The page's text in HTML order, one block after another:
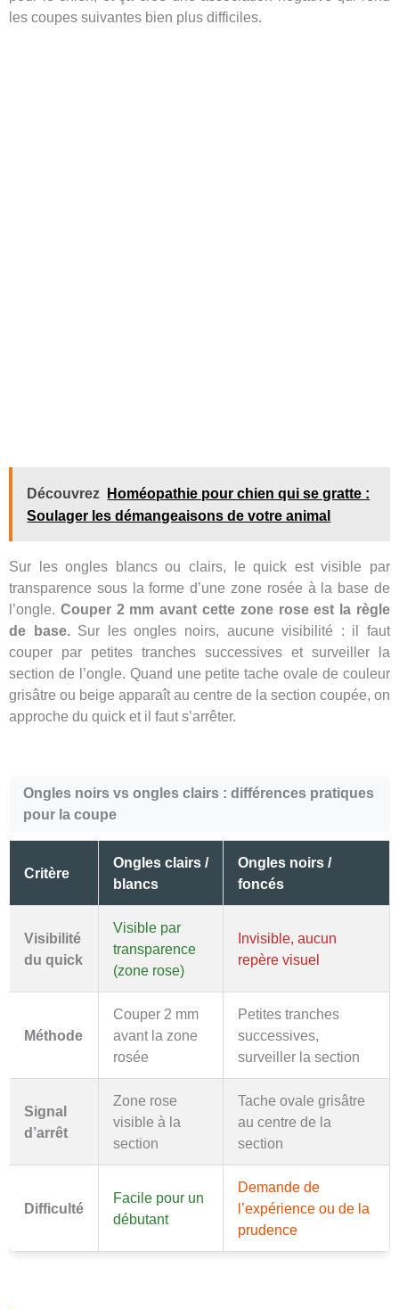
les coupes suivantes bien plus difficiles.
Découvrez
Homéopathie pour chien qui se gratte :
Soulager les démangeaisons de votre animal
Sur les ongles blancs ou clairs, le quick est visible par
transparence sous la forme d’une zone rosée à la base de
l’ongle. Couper 2 mm avant cette zone rose est la règle
de base.Sur les ongles noirs, aucune visibilité : il faut
couper par petites tranches successives et surveiller la
section de l’ongle. Quand une petite tache ovale de couleur
grisâtre ou beige apparaît au centre de la section coupée, on
approche du quick et il faut s’arrêter.
Ongles noirs vs ongles clairs : différences pratiques
pour la coupe
Critère
Ongles clairs /
blancs
Ongles noirs /
foncés
Visibilité
du quick
Visible par
transparence
(zone rose)
Invisible, aucun
repère visuel
Méthode
Couper 2 mm
avant la zone
rosée
Petites tranches
successives,
surveiller la section
Signal
d’arrêt
Zone rose
visible à la
section
Tache ovale grisâtre
au centre de la
section
Difficulté
Facile pour un
débutant
Demande de
l’expérience ou de la
prudence